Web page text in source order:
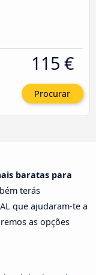
115 €
Procurar
baratas para
terás
que ajudaram-te a
as opções